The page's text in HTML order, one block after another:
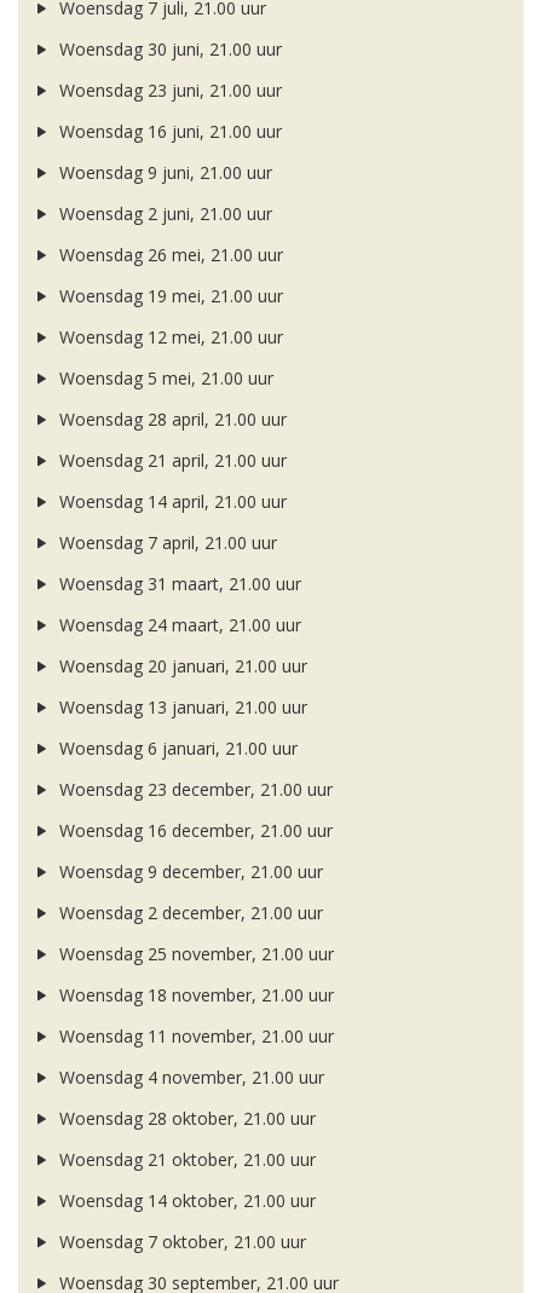
Woensdag 7 juli, 21.00 uur
Woensdag 30 juni, 21.00 uur
Woensdag 23 juni, 21.00 uur
Woensdag 16 juni, 21.00 uur
Woensdag 9 juni, 21.00 uur
Woensdag 2 juni, 21.00 uur
Woensdag 26 mei, 21.00 uur
Woensdag 19 mei, 21.00 uur
Woensdag 12 mei, 21.00 uur
Woensdag 5 mei, 21.00 uur
Woensdag 28 april, 21.00 uur
Woensdag 21 april, 21.00 uur
Woensdag 14 april, 21.00 uur
Woensdag 7 april, 21.00 uur
Woensdag 31 maart, 21.00 uur
Woensdag 24 maart, 21.00 uur
Woensdag 20 januari, 21.00 uur
Woensdag 13 januari, 21.00 uur
Woensdag 6 januari, 21.00 uur
Woensdag 23 december, 21.00 uur
Woensdag 16 december, 21.00 uur
Woensdag 9 december, 21.00 uur
Woensdag 2 december, 21.00 uur
Woensdag 25 november, 21.00 uur
Woensdag 18 november, 21.00 uur
Woensdag 11 november, 21.00 uur
Woensdag 4 november, 21.00 uur
Woensdag 28 oktober, 21.00 uur
Woensdag 21 oktober, 21.00 uur
Woensdag 14 oktober, 21.00 uur
Woensdag 7 oktober, 21.00 uur
Woensdag 30 september, 21.00 uur